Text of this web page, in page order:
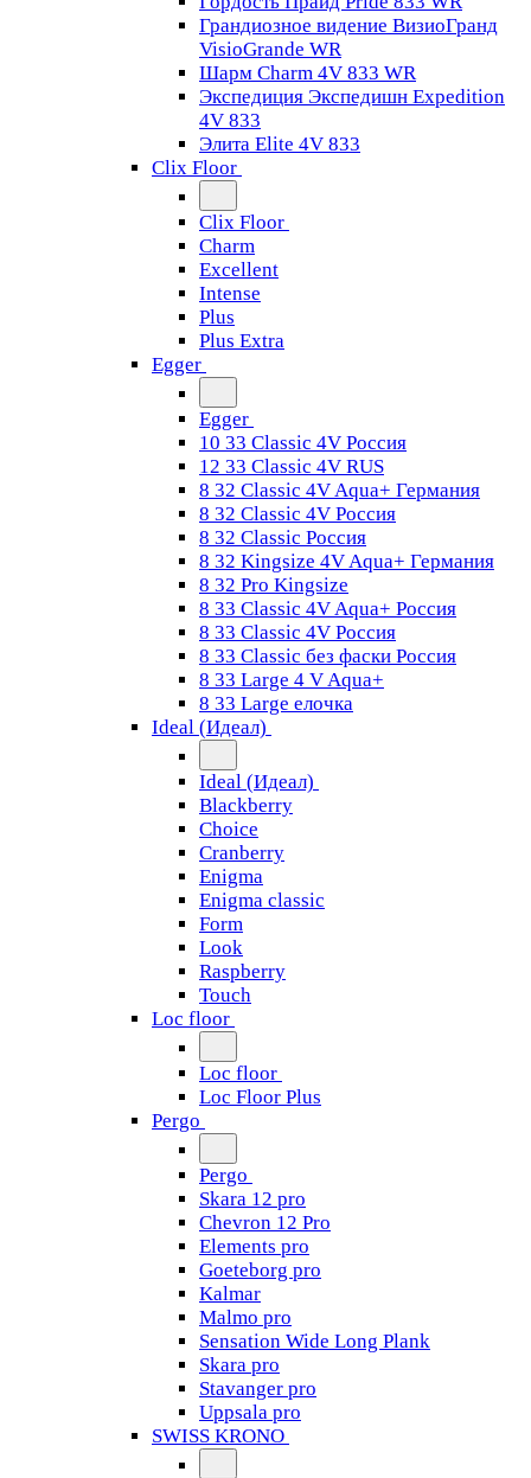
Грандиозное видение ВизиоГранд
VisioGrande WR
Шарм Charm 4V 833 WR
Экспедиция Экспедишн Expedition
4V 833
Элита Elite 4V 833
Clix Floor
Clix Floor
Charm
Excellent
Intense
Plus
Plus Extra
Egger
Egger
10 33 Classic 4V Россия
12 33 Classic 4V RUS
8 32 Classic 4V Aqua+ Германия
8 32 Classic 4V Россия
8 32 Classic Россия
8 32 Kingsize 4V Aqua+ Германия
8 32 Pro Kingsize
8 33 Classic 4V Aqua+ Россия
8 33 Classic 4V Россия
8 33 Classic без фаски Россия
8 33 Large 4 V Aqua+
8 33 Large елочка
Ideal (Идеал)
Ideal (Идеал)
Blackberry
Choice
Cranberry
Enigma
Enigma classic
Form
Look
Raspberry
Touch
Loc floor
Loc floor
Loc Floor Plus
Pergo
Pergo
Skara 12 pro
Chevron 12 Pro
Elements pro
Goeteborg pro
Kalmar
Malmo pro
Sensation Wide Long Plank
Skara pro
Stavanger pro
Uppsala pro
SWISS KRONO